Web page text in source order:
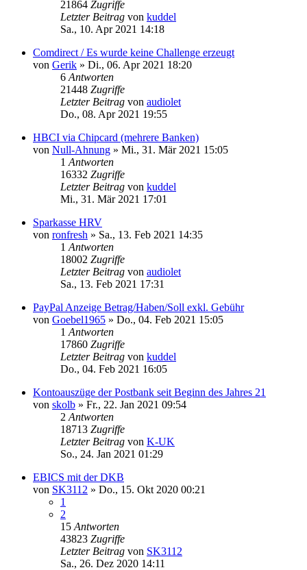
21864 Zugriffe
Letzter Beitrag von kuddel
Sa., 10. Apr 2021 14:18
Comdirect / Es wurde keine Challenge erzeugt
von Gerik » Di., 06. Apr 2021 18:20
6 Antworten
21448 Zugriffe
Letzter Beitrag von audiolet
Do., 08. Apr 2021 19:55
HBCI via Chipcard (mehrere Banken)
von Null-Ahnung » Mi., 31. Mär 2021 15:05
1 Antworten
16332 Zugriffe
Letzter Beitrag von kuddel
Mi., 31. Mär 2021 17:01
Sparkasse HRV
von ronfresh » Sa., 13. Feb 2021 14:35
1 Antworten
18002 Zugriffe
Letzter Beitrag von audiolet
Sa., 13. Feb 2021 17:31
PayPal Anzeige Betrag/Haben/Soll exkl. Gebühr
von Goebel1965 » Do., 04. Feb 2021 15:05
1 Antworten
17860 Zugriffe
Letzter Beitrag von kuddel
Do., 04. Feb 2021 16:05
Kontoauszüge der Postbank seit Beginn des Jahres 21
von skolb » Fr., 22. Jan 2021 09:54
2 Antworten
18713 Zugriffe
Letzter Beitrag von K-UK
So., 24. Jan 2021 01:29
EBICS mit der DKB
von SK3112 » Do., 15. Okt 2020 00:21
1
2
15 Antworten
43823 Zugriffe
Letzter Beitrag von SK3112
Sa., 26. Dez 2020 14:11